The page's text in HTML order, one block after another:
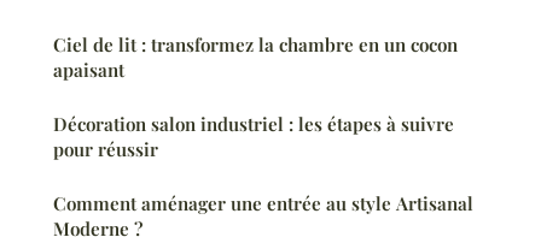
Ciel de lit : transformez la chambre en un cocon
apaisant
Décoration salon industriel : les étapes à suivre
pour réussir
Comment aménager une entrée au style Artisanal
Moderne ?